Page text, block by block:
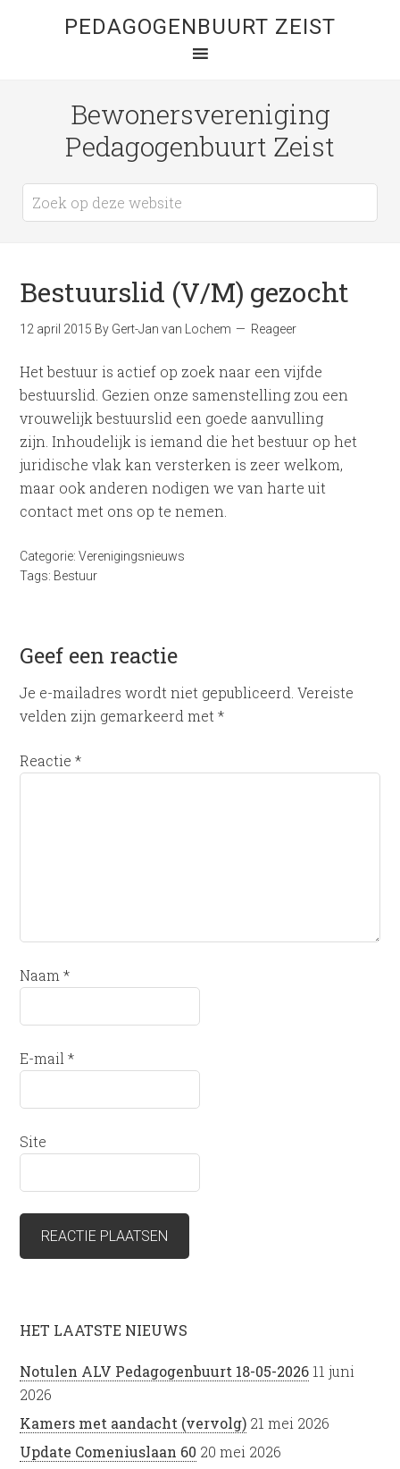
PEDAGOGENBUURT ZEIST
Bewonersvereniging
Pedagogenbuurt Zeist
Bestuurslid (V/M) gezocht
12 april 2015 By Gert-Jan van Lochem Reageer
Het bestuur is actief op zoek naar een vijfde
bestuurslid. Gezien onze samenstelling zou een
vrouwelijk bestuurslid een goede aanvulling
zijn. Inhoudelijk is iemand die het bestuur op het
juridische vlak kan versterken is zeer welkom,
maar ook anderen nodigen we van harte uit
contact met ons op te nemen.
Categorie:Verenigingsnieuws
Tags: Bestuur
Geef een reactie
Je e-mailadres wordt niet gepubliceerd. Vereiste
velden zijn gemarkeerd met*
Reactie*
Naam*
E-mail*
Site
HET LAATSTE NIEUWS
Notulen ALV Pedagogenbuurt 18-05-2026 11 juni
2026
Kamers met aandacht (vervolg) 21 mei 2026
Update Comeniuslaan 60 20 mei 2026